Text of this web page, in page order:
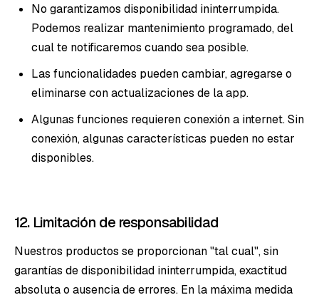
No garantizamos disponibilidad ininterrumpida.
Podemos realizar mantenimiento programado, del
cual te notificaremos cuando sea posible.
Las funcionalidades pueden cambiar, agregarse o
eliminarse con actualizaciones de la app.
Algunas funciones requieren conexión a internet. Sin
conexión, algunas características pueden no estar
disponibles.
12. Limitación de responsabilidad
Nuestros productos se proporcionan "tal cual", sin
garantías de disponibilidad ininterrumpida, exactitud
absoluta o ausencia de errores. En la máxima medida